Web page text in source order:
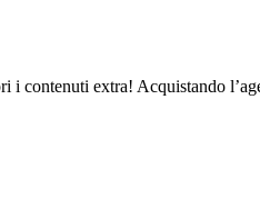
contenuti extra! Acquistando